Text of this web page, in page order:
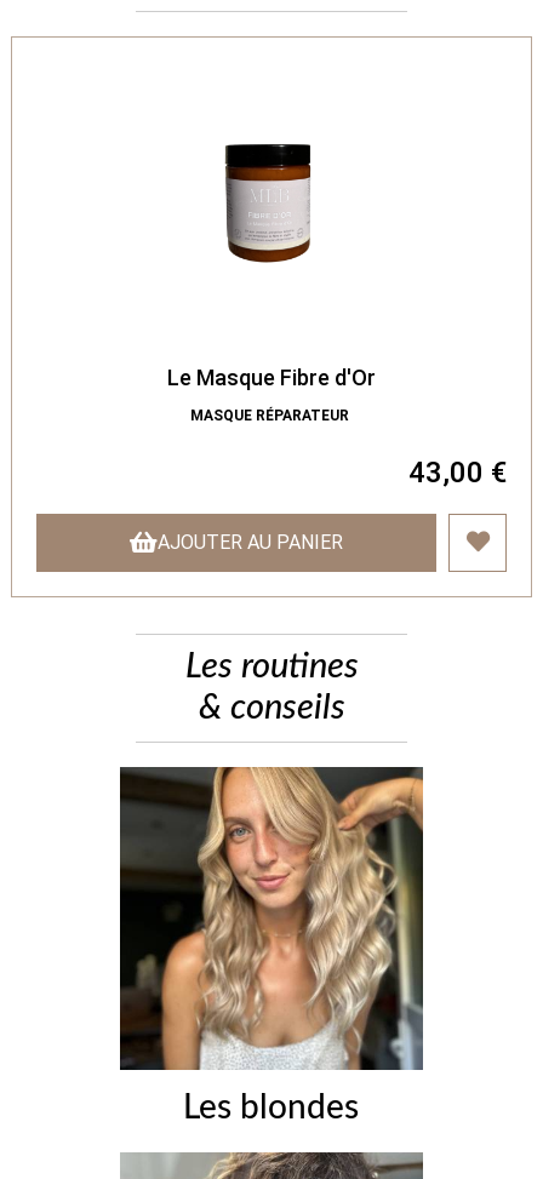
Le Masque Fibre d'Or
MASQUE RÉPARATEUR
43,00 €
AJOUTER AU PANIER
Les routines
& conseils
Les blondes